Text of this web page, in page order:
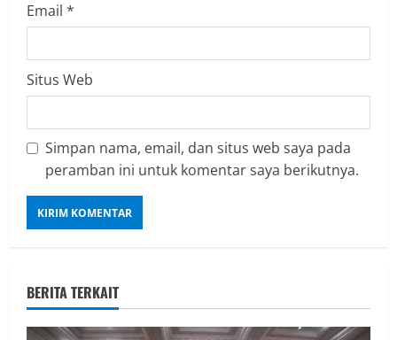
Email *
Situs Web
Simpan nama, email, dan situs web saya pada
peramban ini untuk komentar saya berikutnya.
BERITA TERKAIT